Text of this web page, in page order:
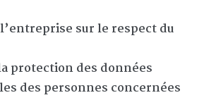
sur le respect du
protection des données
des personnes concernées